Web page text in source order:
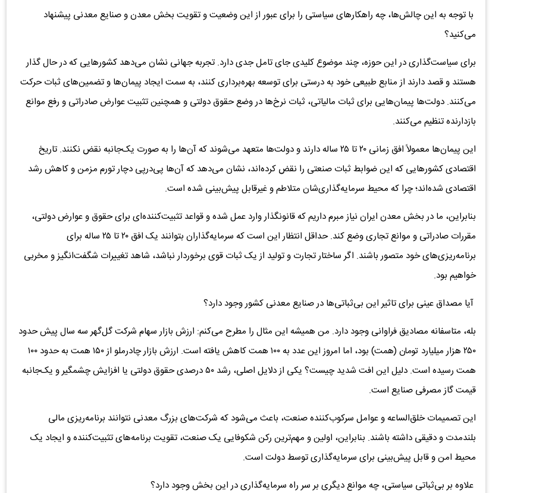
با توجه به این چالش‌ها، چه راهکارهای سیاستی را برای عبور از این وضعیت و تقویت بخش معدن و صنایع معدنی پیشنهاد
می‌کنید؟
برای سیاست‌گذاری در این حوزه، چند موضوع کلیدی جای تامل جدی دارد. تجربه جهانی نشان می‌دهد کشورهایی که در حال گذار
هستند و قصد دارند از منابع طبیعی خود به درستی برای توسعه بهره‌برداری کنند، به سمت ایجاد پیمان‌ها و تضمین‌های ثبات حرکت
می‌کنند. دولت‌ها پیمان‌هایی برای ثبات مالیاتی، ثبات نرخ‌ها در وضع حقوق دولتی و همچنین تثبیت عوارض صادراتی و رفع موانع
بازدارنده تنظیم می‌کنند.
این پیمان‌ها معمولاً افق زمانی ۲۰ تا ۲۵ ساله دارند و دولت‌ها متعهد می‌شوند که آن‌ها را به صورت یک‌جانبه نقض نکنند. تاریخ
اقتصادی کشورهایی که این ضوابط ثبات صنعتی را نقض کرده‌اند، نشان می‌دهد که آن‌ها پی‌در‌پی دچار تورم مزمن و کاهش رشد
اقتصادی شده‌اند؛ چرا که محیط سرمایه‌گذاری‌شان متلاطم و غیرقابل پیش‌بینی شده است.
بنابراین، ما در بخش معدن ایران نیاز مبرم داریم که قانونگذار وارد عمل شده و قواعد تثبیت‌کننده‌ای برای حقوق و عوارض دولتی،
مقررات صادراتی و موانع تجاری وضع کند. حداقل انتظار این است که سرمایه‌گذاران بتوانند یک افق ۲۰ تا ۲۵ ساله برای
برنامه‌ریزی‌های خود متصور باشند. اگر ساختار تجارت و تولید از یک ثبات قوی برخوردار نباشد، شاهد تغییرات شگفت‌انگیز و مخربی
خواهیم بود.
آیا مصداق عینی برای تاثیر این بی‌ثباتی‌ها در صنایع معدنی کشور وجود دارد؟
بله، متاسفانه مصادیق فراوانی وجود دارد. من همیشه این مثال را مطرح می‌کنم: ارزش بازار سهام شرکت گل‌گهر سه سال پیش حدود
۲۵۰ هزار میلیارد تومان (همت) بود، اما امروز این عدد به ۱۰۰ همت کاهش یافته است. ارزش بازار چادرملو از ۱۵۰ همت به حدود ۱۰۰
همت رسیده است. دلیل این افت شدید چیست؟ یکی از دلایل اصلی، رشد ۵۰ درصدی حقوق دولتی یا افزایش چشمگیر و یک‌جانبه
قیمت گاز مصرفی صنایع است.
این تصمیمات خلق‌الساعه و عوامل سرکوب‌کننده صنعت، باعث می‌شود که شرکت‌های بزرگ معدنی نتوانند برنامه‌ریزی مالی
بلندمدت و دقیقی داشته باشند. بنابراین، اولین و مهم‌ترین رکن شکوفایی یک صنعت، تقویت برنامه‌های تثبیت‌کننده و ایجاد یک
محیط امن و قابل پیش‌بینی برای سرمایه‌گذاری توسط دولت است.
علاوه بر بی‌ثباتی سیاستی، چه موانع دیگری بر سر راه سرمایه‌گذاری در این بخش وجود دارد؟